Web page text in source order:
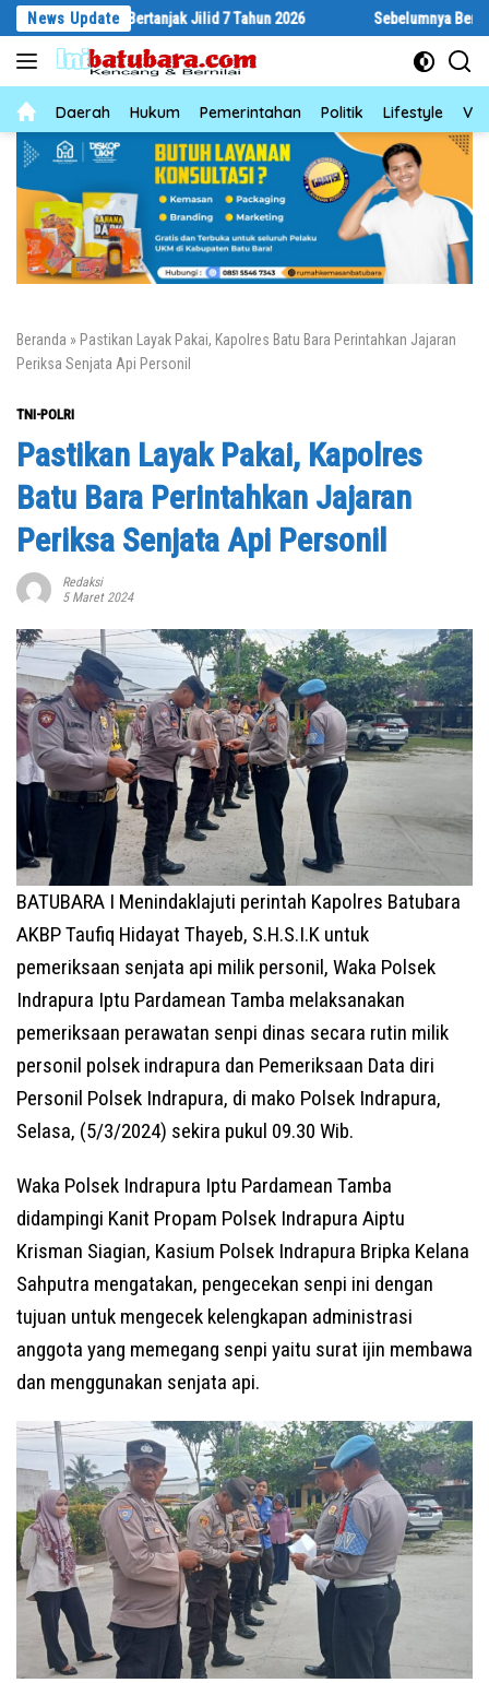
Langsung
konten
News Update
Bertanjak Jilid 7 Tahun 2026 Sebelumnya Berlantaikan
NewsDaerah Hukum Pemerintahan Politik Lifestyle
Beranda » Pastikan Layak Pakai, Kapolres Batu Bara Perintahkan Jajaran
Periksa Senjata Api Personil
TNI-POLRI
Pastikan Layak Pakai, Kapolres
Batu Bara Perintahkan Jajaran
Periksa Senjata Api Personil
Redaksi
5 Maret 2024
BATUBARA I Menindaklajuti perintah Kapolres Batubara
AKBP Taufiq Hidayat Thayeb, S.H.S.I.K untuk
pemeriksaan senjata api milik personil, Waka Polsek
Indrapura Iptu Pardamean Tamba melaksanakan
pemeriksaan perawatan senpi dinas secara rutin milik
personil polsek indrapura dan Pemeriksaan Data diri
Personil Polsek Indrapura, di mako Polsek Indrapura,
Selasa, (5/3/2024) sekira pukul 09.30 Wib.
Waka Polsek Indrapura Iptu Pardamean Tamba
didampingi Kanit Propam Polsek Indrapura Aiptu
Krisman Siagian, Kasium Polsek Indrapura Bripka Kelana
Sahputra mengatakan, pengecekan senpi ini dengan
tujuan untuk mengecek kelengkapan administrasi
anggota yang memegang senpi yaitu surat ijin membawa
dan menggunakan senjata api.